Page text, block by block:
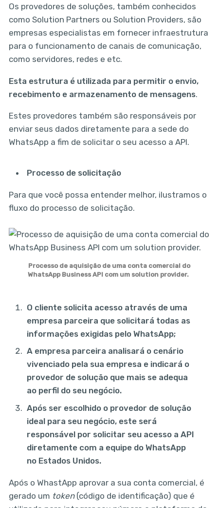
Os provedores de soluções, também conhecidos
como Solution Partners ou Solution Providers, são
empresas especialistas em fornecer infraestrutura
para o funcionamento de canais de comunicação,
como servidores, redes e etc.
Esta estrutura é utilizada para permitir o envio,
recebimento e armazenamento de mensagens.
Estes provedores também são responsáveis por
enviar seus dados diretamente para a sede do
WhatsApp a fim de solicitar o seu acesso a API.
Processo de solicitação
Para que você possa entender melhor, ilustramos o
fluxo do processo de solicitação.
Processo de aquisição de uma conta comercial do
WhatsApp Business API com um solution provider.
O cliente solicita acesso através de uma
empresa parceira que solicitará todas as
informações exigidas pelo WhatsApp;
A empresa parceira analisará o cenário
vivenciado pela sua empresa e indicará o
provedor de solução que mais se adequa
ao perfil do seu negócio.
Após ser escolhido o provedor de solução
ideal para seu negócio, este será
responsável por solicitar seu acesso a API
diretamente com a equipe do WhatsApp
no Estados Unidos.
Após o WhastApp aprovar a sua conta comercial, é
gerado um token(código de identificação) que é